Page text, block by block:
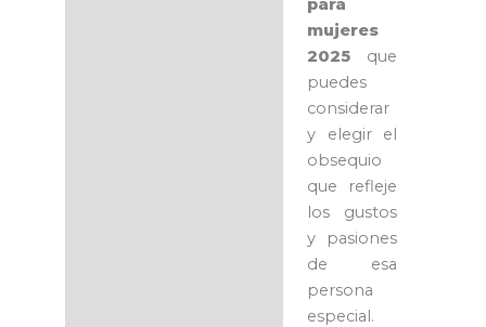
para
mujeres
2025que
puedes
considerar
y elegir el
obsequio
que refleje
los gustos
y pasiones
de esa
persona
especial.